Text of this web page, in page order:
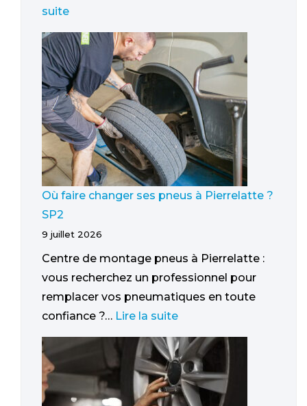
suite
Où faire changer ses pneus à Pierrelatte ?
SP2
9 juillet 2026
Centre de montage pneus à Pierrelatte :
vous recherchez un professionnel pour
remplacer vos pneumatiques en toute
confiance ?… Lire la suite